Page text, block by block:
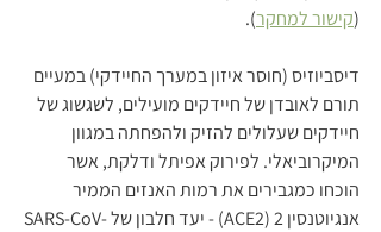
(קישור למחקר).
דיסביוזיס (חוסר איזון במערך החיידקי) במעיים
תורם לאובדן של חיידקים מועילים, לשגשוג של
חיידקים שעלולים להזיק ולהפחתה במגוון
המיקרוביאלי. לפירוק אפיתל ודלקת, אשר
הוכחו כמגבירים את רמות האנזים הממיר
אנגיוטנסין 2 (ACE2) - יעד חלבון של SARS-CoV-